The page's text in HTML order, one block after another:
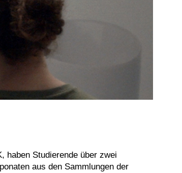
haben Studierende über zwei
aus den Sammlungen der